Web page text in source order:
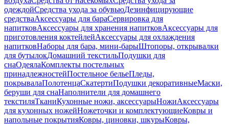
одеждойСредства ухода за обувьюДезинфицирующие
средстваАксессуары для бараСервировка для
напитковАксессуары для хранения напитковАксессуары для
приготовления коктейлейАксессуары для охлаждения
напитковНаборы для бара, мини-барыШтопоры, открывалки
для бутылокДомашний текстильПодушки для
снаОдеялаКомплекты постельных
принадлежностейПостельное бельеПледы,
покрывалаПолотенцаСкатертиПодушки декоративныеМаски,
беруши для снаНаполнители для домашнего
текстиляТканиКухонные ножи, аксессуарыНожиАксессуары
для кухонных ножейНожеточки и комплектующиеКовры и
напольные покрытияКовры, циновки, шкурыКовры,